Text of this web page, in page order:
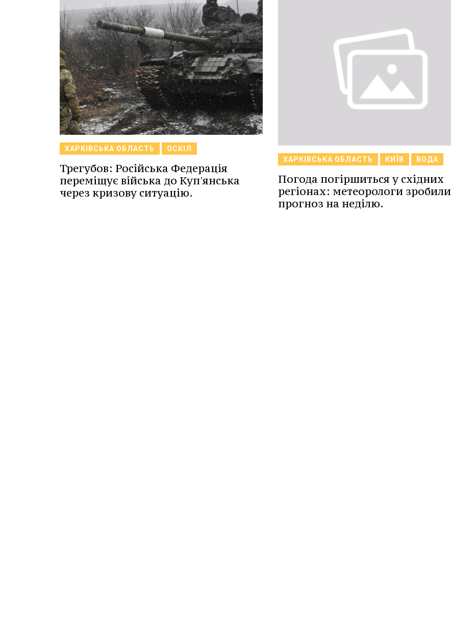
ХАРКІВСЬКА ОБЛАСТЬ ОСКІЛ
Трегубов: Російська Федерація
переміщує війська до Куп'янська
через кризову ситуацію.
ХАРКІВСЬКА ОБЛАСТЬ КИЇВ ВОДА
Погода погіршиться у східних
регіонах: метеорологи зробили
прогноз на неділю.